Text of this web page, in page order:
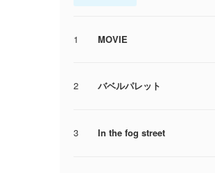
1 MOVIE
2 バベルパレット
3 In the fog street